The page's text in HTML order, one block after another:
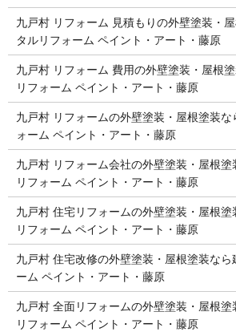
九戸村 リフォーム 見積もりの外壁塗装・
タルリフォーム ペイント・アート・藤原
九戸村 リフォーム 費用の外壁塗装・屋根
リフォーム ペイント・アート・藤原
九戸村 リフォームの外壁塗装・屋根塗装な
ォーム ペイント・アート・藤原
九戸村 リフォーム会社の外壁塗装・屋根
リフォーム ペイント・アート・藤原
九戸村 住宅リフォームの外壁塗装・屋根
リフォーム ペイント・アート・藤原
九戸村 住宅改修の外壁塗装・屋根塗装なら
ーム ペイント・アート・藤原
九戸村 全面リフォームの外壁塗装・屋根
リフォーム ペイント・アート・藤原